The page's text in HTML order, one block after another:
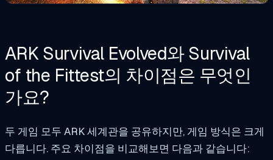
ARK Survival Evolved와 Survival
of the Fittest의 차이점은 무엇인
가요?
두 게임 모두 ARK 세계관을 공유하지만, 게임 방식은 크게
다릅니다. 주요 차이점을 비교해보면 다음과 같습니다: